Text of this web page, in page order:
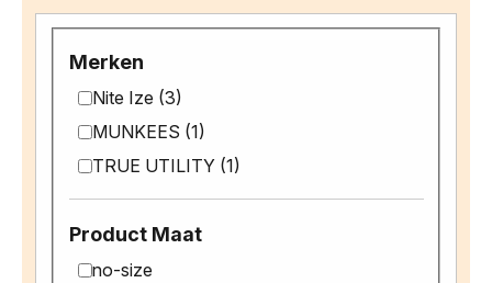
Merken
Nite Ize (3)
MUNKEES (1)
TRUE UTILITY (1)
Product Maat
no-size